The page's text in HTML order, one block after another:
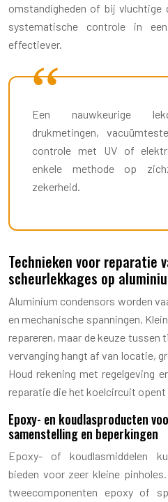
omstandigheden of bij vluchtige
systematische controle in
effectiever.
Een nauwkeurige
drukmetingen,
controle met UV of
enkele methode op
zekerheid.
Technieken voor reparatie
scheurlekkages op
Aluminium condensors worden
en mechanische spanningen.
repareren, maar de keuze tussen
vervanging hangt af van locatie,
Houd rekening met regelgeving
reparatie die het koelcircuit
Epoxy- en koudlasproducten
samenstelling en beperkingen
Epoxy- of koudlasmiddelen
bieden voor zeer kleine
tweecomponenten epoxy of